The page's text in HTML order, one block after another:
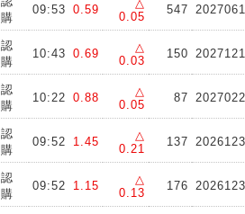
購
09:53 0.59
△
0.05
547
認
購
10:43 0.69
△
0.03
150
認
購
10:22 0.88
△
0.05
87
認
購
09:52 1.45
△
0.21
137
認
購
09:52 1.15
△
0.13
176